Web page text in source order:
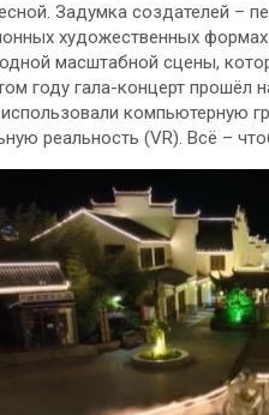
Задумка создателей –
художественных
масштабной сцены,
году гала-концерт прошёл
компьютерную
реальность (VR). Всё –